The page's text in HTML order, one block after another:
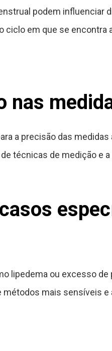
podem
em que se
nas
a precisão das
técnicas de medição e
lipedema ou excesso
mais sensíveis